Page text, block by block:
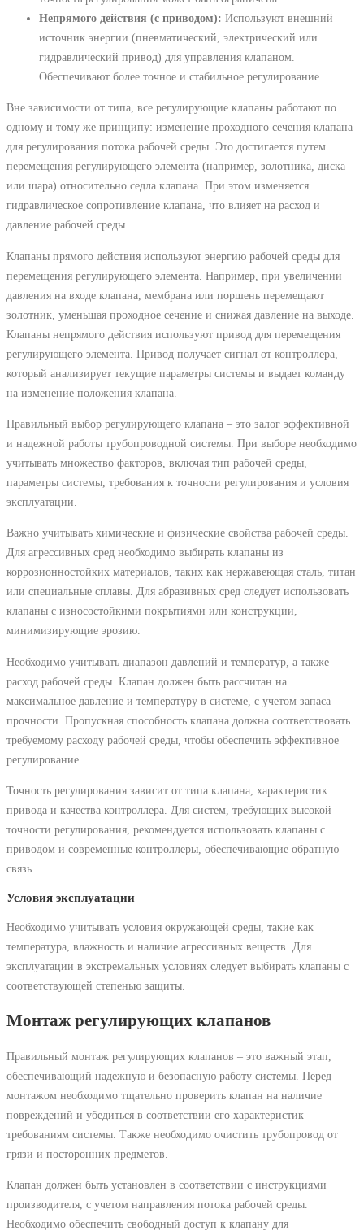
Непрямого действия (с приводом): Используют внешний
источник энергии (пневматический, электрический или
гидравлический привод) для управления клапаном.
Обеспечивают более точное и стабильное регулирование.
Вне зависимости от типа, все регулирующие клапаны работают по
одному и тому же принципу: изменение проходного сечения клапана
для регулирования потока рабочей среды. Это достигается путем
перемещения регулирующего элемента (например, золотника, диска
или шара) относительно седла клапана. При этом изменяется
гидравлическое сопротивление клапана, что влияет на расход и
давление рабочей среды.
Клапаны прямого действия используют энергию рабочей среды для
перемещения регулирующего элемента. Например, при увеличении
давления на входе клапана, мембрана или поршень перемещают
золотник, уменьшая проходное сечение и снижая давление на выходе.
Клапаны непрямого действия используют привод для перемещения
регулирующего элемента. Привод получает сигнал от контроллера,
который анализирует текущие параметры системы и выдает команду
на изменение положения клапана.
Правильный выбор регулирующего клапана – это залог эффективной
и надежной работы трубопроводной системы. При выборе необходимо
учитывать множество факторов, включая тип рабочей среды,
параметры системы, требования к точности регулирования и условия
эксплуатации.
Важно учитывать химические и физические свойства рабочей среды.
Для агрессивных сред необходимо выбирать клапаны из
коррозионностойких материалов, таких как нержавеющая сталь, титан
или специальные сплавы. Для абразивных сред следует использовать
клапаны с износостойкими покрытиями или конструкции,
минимизирующие эрозию.
Необходимо учитывать диапазон давлений и температур, а также
расход рабочей среды. Клапан должен быть рассчитан на
максимальное давление и температуру в системе, с учетом запаса
прочности. Пропускная способность клапана должна соответствовать
требуемому расходу рабочей среды, чтобы обеспечить эффективное
регулирование.
Точность регулирования зависит от типа клапана, характеристик
привода и качества контроллера. Для систем, требующих высокой
точности регулирования, рекомендуется использовать клапаны с
приводом и современные контроллеры, обеспечивающие обратную
связь.
Условия эксплуатации
Необходимо учитывать условия окружающей среды, такие как
температура, влажность и наличие агрессивных веществ. Для
эксплуатации в экстремальных условиях следует выбирать клапаны с
соответствующей степенью защиты.
Монтаж регулирующих клапанов
Правильный монтаж регулирующих клапанов – это важный этап,
обеспечивающий надежную и безопасную работу системы. Перед
монтажом необходимо тщательно проверить клапан на наличие
повреждений и убедиться в соответствии его характеристик
требованиям системы. Также необходимо очистить трубопровод от
грязи и посторонних предметов.
Клапан должен быть установлен в соответствии с инструкциями
производителя, с учетом направления потока рабочей среды.
Необходимо обеспечить свободный доступ к клапану для